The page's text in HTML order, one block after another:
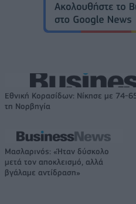
Εθνική Κορασίδων: Νίκησε με 74-65
τη Νορβηγία
Μασλαρινός: «Ήταν δύσκολο
μετά τον αποκλεισμό, αλλά
βγάλαμε αντίδραση»